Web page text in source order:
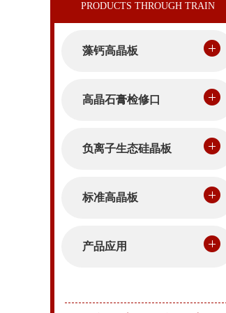
藻钙高晶板
高晶石膏检修口
负离子生态硅晶板
标准高晶板
产品应用